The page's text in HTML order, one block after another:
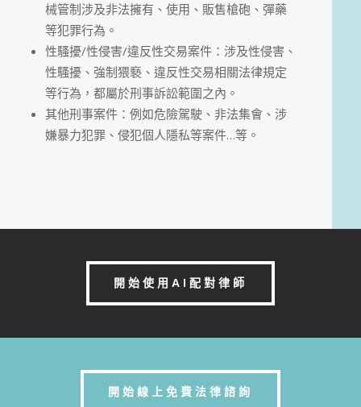
械管制涉及非法擁有、使用、販售槍砲、彈藥
等犯罪行為。
性騷擾/性侵害/違反性交易案件：涉及性侵害、
性騷擾、強制猥褻、違反性交易相關法律規定
等行為，都屬於刑事訴訟範圍之內。
其他刑事案件：例如危險駕駛、非法集會、涉
嫌暴力犯罪、侵犯個人隱私等案件…等。
開始使用AI配對律師
開始線上免費法律諮詢